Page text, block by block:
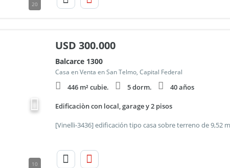
20
10
USD 300.000
Balcarce 1300
Casa en Venta en San Telmo, Capital Federal
446 m² cubie. 5 dorm. 40 años
Edificaciòn con local, garage y 2 pisos